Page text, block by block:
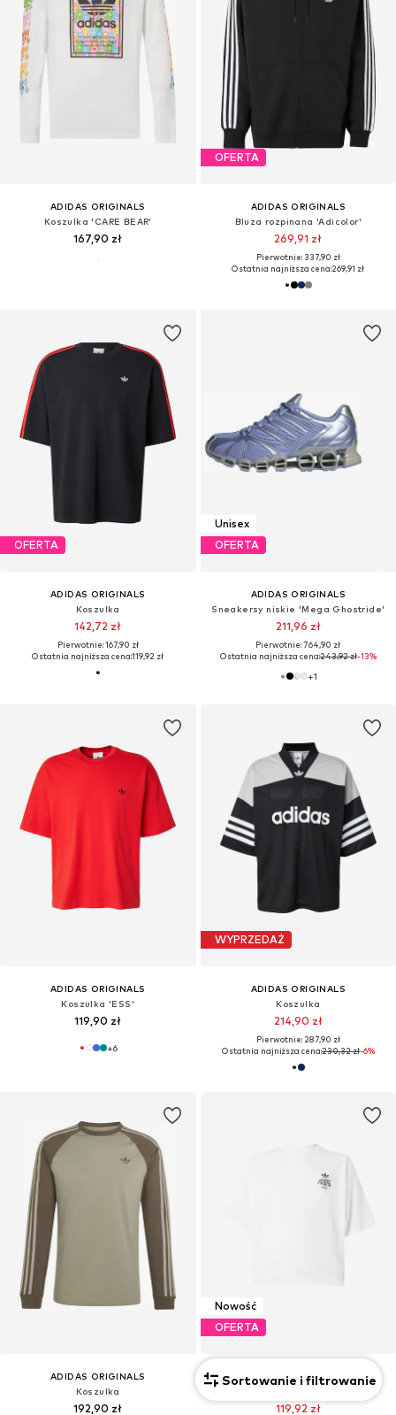
ADIDAS ORIGINALS
Koszulka 'CARE BEAR'
167,90 zł
OFERTA
ADIDAS ORIGINALS
Bluza rozpinana 'Adicolor'
269,91 zł
Pierwotnie: 337,90 zł
Ostatnia najniższa cena:269,91 zł
OFERTA
ADIDAS ORIGINALS
Koszulka
142,72 zł
Pierwotnie: 167,90 zł
Ostatnia najniższa cena:119,92 zł
Unisex
OFERTA
ADIDAS ORIGINALS
Sneakersy niskie 'Mega Ghostride'
211,96 zł
Pierwotnie: 764,90 zł
Ostatnia najniższa cena:243,92 zł-13%
+1
ADIDAS ORIGINALS
Koszulka 'ESS'
119,90 zł
+6
WYPRZEDAŻ
ADIDAS ORIGINALS
Koszulka
214,90 zł
Pierwotnie: 287,90 zł
Ostatnia najniższa cena:230,32 zł-6%
ADIDAS ORIGINALS
Koszulka
192,90 zł
Nowość
OFERTA
ADIDAS ORIGINALS
119,92 zł
Sortowanie i filtrowanie